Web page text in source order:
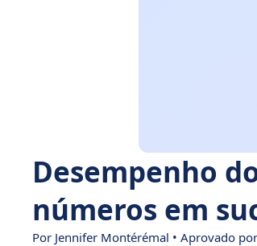
Desempenho
números em
Por Jennifer Montérémal • Aprovado